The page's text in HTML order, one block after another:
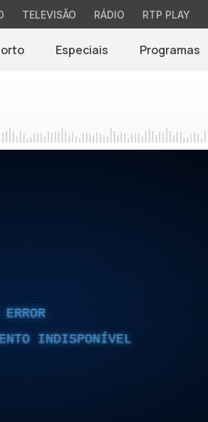
TELEVISÃO RÁDIO RTP PLAY
Especiais Programas
INDISPONÍVEL